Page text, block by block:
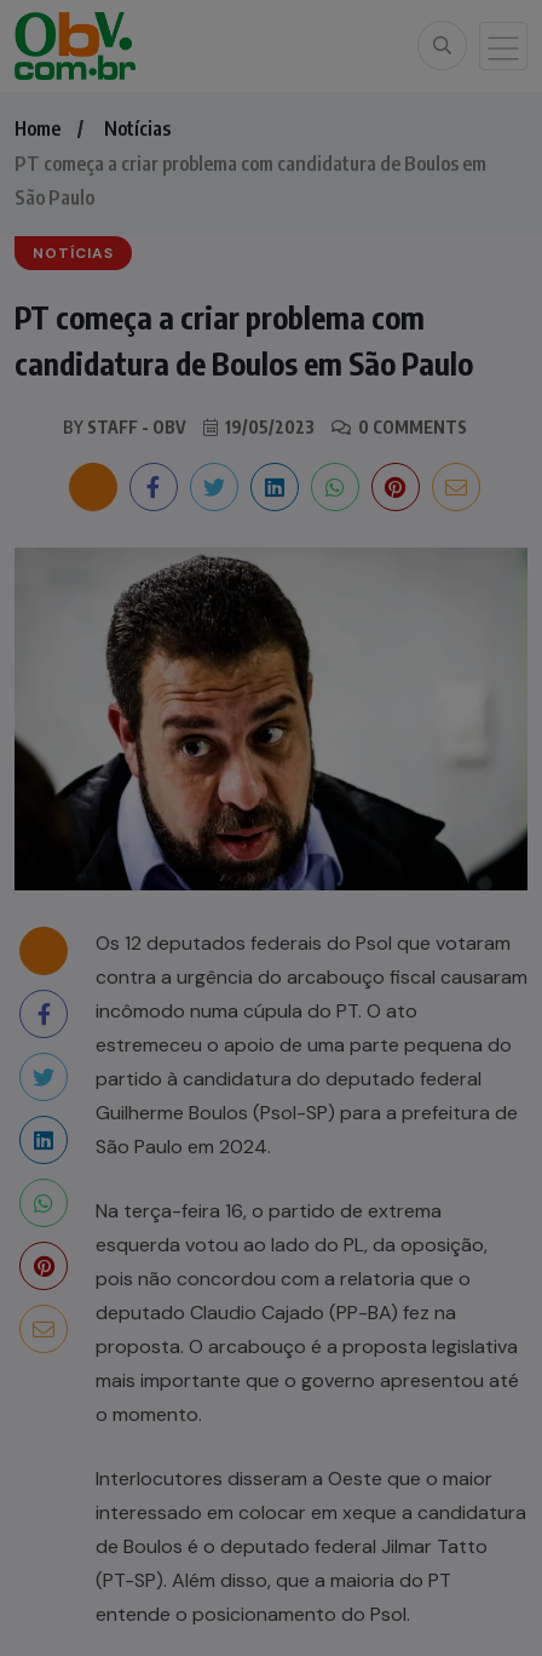
Home
Notícias
PT começa a criar problema com candidatura de Boulos em
São Paulo
NOTÍCIAS
PT começa a criar problema com
candidatura de Boulos em São Paulo
BY STAFF - OBV 19/05/2023 0 COMMENTS
Os 12 deputados federais do Psol que votaram
contra a urgência do arcabouço fiscal causaram
incômodo numa cúpula do PT. O ato
estremeceu o apoio de uma parte pequena do
partido à candidatura do deputado federal
Guilherme Boulos (Psol-SP) para a prefeitura de
São Paulo em 2024.
Na terça-feira 16, o partido de extrema
esquerda votou ao lado do PL, da oposição,
pois não concordou com a relatoria que o
deputado Claudio Cajado (PP-BA) fez na
proposta. O arcabouço é a proposta legislativa
mais importante que o governo apresentou até
o momento.
Interlocutores disseram a Oeste que o maior
interessado em colocar em xeque a candidatura
de Boulos é o deputado federal Jilmar Tatto
(PT-SP). Além disso, que a maioria do PT
entende o posicionamento do Psol.